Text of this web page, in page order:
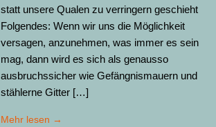
statt unsere Qualen zu verringern geschieht
Folgendes: Wenn wir uns die Möglichkeit
versagen, anzunehmen, was immer es sein
mag, dann wird es sich als genausso
ausbruchssicher wie Gefängnismauern und
stählerne Gitter […]
Mehr lesen →